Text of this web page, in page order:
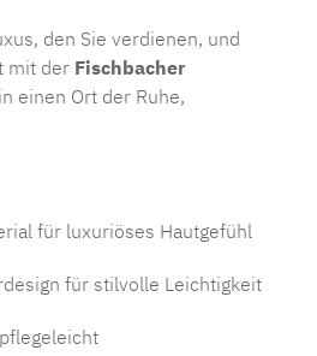
den Sie verdienen, und
mit der Fischbacher
in einen Ort der Ruhe,
für luxuriöses Hautgefühl
für stilvolle Leichtigkeit